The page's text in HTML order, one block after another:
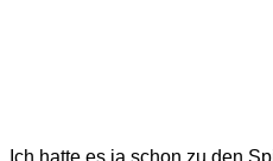
Ich hatte es ja schon zu den